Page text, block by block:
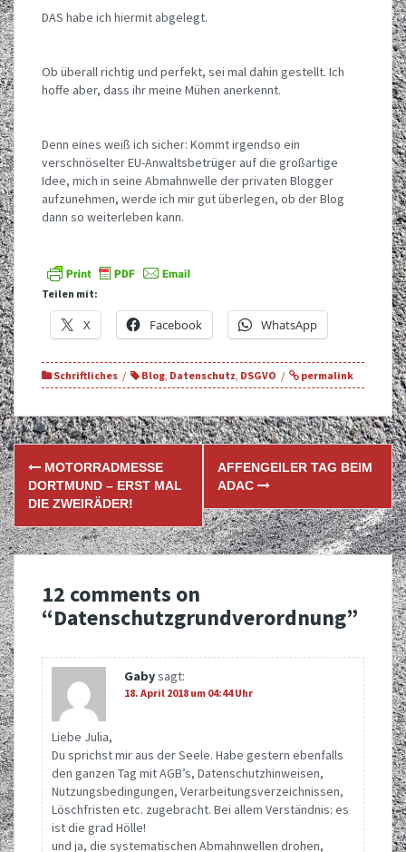
DAS habe ich hiermit abgelegt.
Ob überall richtig und perfekt, sei mal dahin gestellt. Ich
hoffe aber, dass ihr meine Mühen anerkennt.
Denn eines weiß ich sicher: Kommt irgendso ein
verschnöselter EU-Anwaltsbetrüger auf die großartige
Idee, mich in seine Abmahnwelle der privaten Blogger
aufzunehmen, werde ich mir gut überlegen, ob der Blog
dann so weiterleben kann.
Teilen mit:
X Facebook WhatsApp
Schriftliches Blog, Datenschutz, DSGVO permalink
Post
navigation
MOTORRADMESSE
DORTMUND – ERST MAL
DIE ZWEIRÄDER!
AFFENGEILER TAG BEIM
ADAC
12 comments on
“Datenschutzgrundverordnung”
Gabysagt:
18. April 2018 um 04:44 Uhr
Liebe Julia,
Du sprichst mir aus der Seele. Habe gestern ebenfalls
den ganzen Tag mit AGB’s, Datenschutzhinweisen,
Nutzungsbedingungen, Verarbeitungsverzeichnissen,
Löschfristen etc. zugebracht. Bei allem Verständnis: es
ist die grad Hölle!
und ja, die systematischen Abmahnwellen drohen,